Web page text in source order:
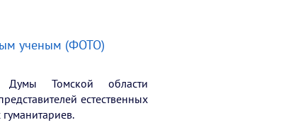
ученым (ФОТО)
Думы Томской области
естественных